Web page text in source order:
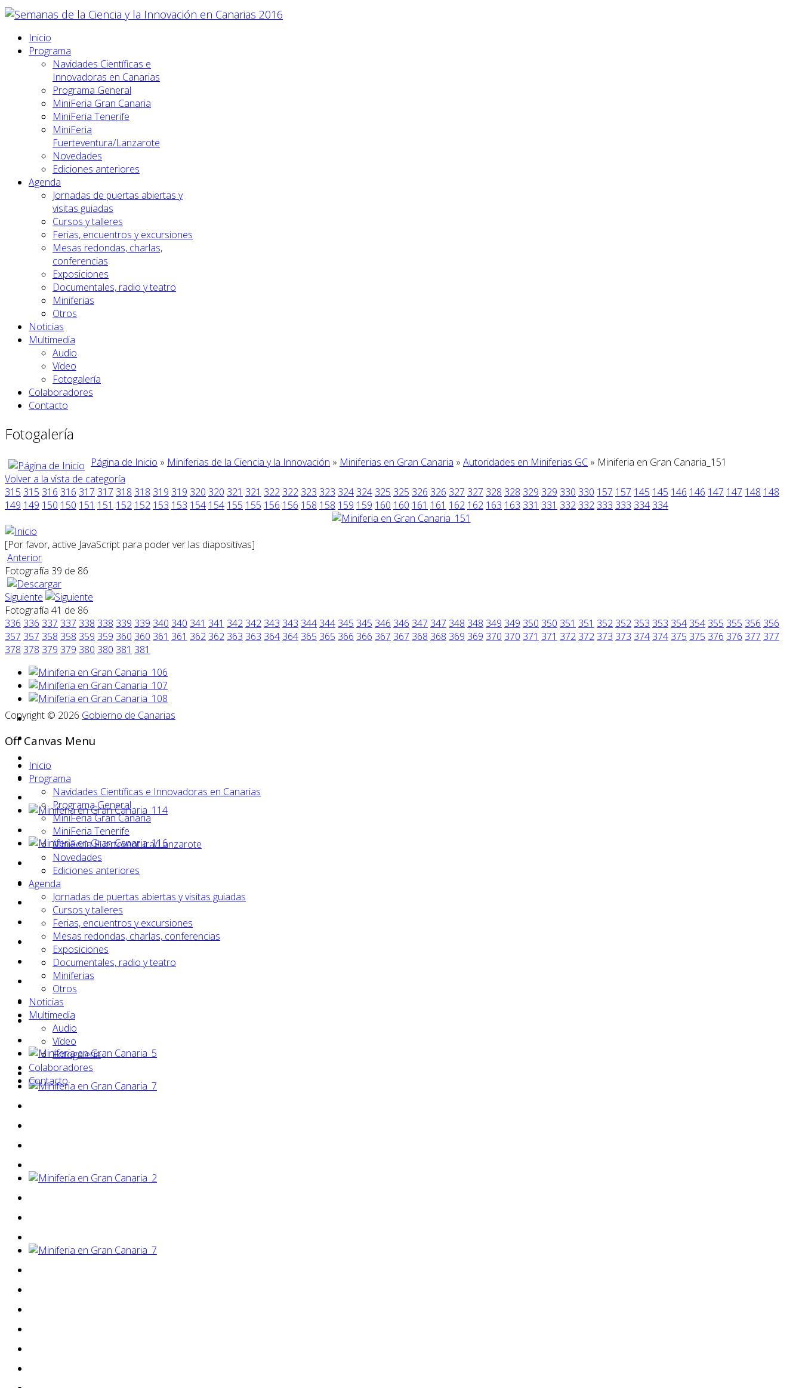
Inicio
Programa
Navidades Científicas e
Innovadoras en Canarias
Programa General
MiniFeria Gran Canaria
MiniFeria Tenerife
MiniFeria
Fuerteventura/Lanzarote
Novedades
Ediciones anteriores
Agenda
Jornadas de puertas abiertas y
visitas guiadas
Cursos y talleres
Ferias, encuentros y excursiones
Mesas redondas, charlas,
conferencias
Exposiciones
Documentales, radio y teatro
Miniferias
Otros
Noticias
Multimedia
Audio
Vídeo
Fotogalería
Colaboradores
Contacto
Fotogalería
Página de Inicio » Miniferias de la Ciencia y la Innovación » Miniferias en Gran Canaria » Autoridades en Miniferias GC » Miniferia en Gran Canaria_151
Volver a la vista de categoría
315 315 316 316 317 317 318 318 319 319 320 320 321 321 322 322 323 323 324 324 325 325 326 326 327 327 328 328 329 329 330 330 157 157 145 145 146 146 147 147 148 148
149 149 150 150 151 151 152 152 153 153 154 154 155 155 156 156 158 158 159 159 160 160 161 161 162 162 163 163 331 331 332 332 333 333 334 334
[Por favor, active JavaScript para poder ver las diapositivas]
Anterior
Fotografía 39 de 86
Siguiente
Fotografía 41 de 86
336 336 337 337 338 338 339 339 340 340 341 341 342 342 343 343 344 344 345 345 346 346 347 347 348 348 349 349 350 350 351 351 352 352 353 353 354 354 355 355 356 356
357 357 358 358 359 359 360 360 361 361 362 362 363 363 364 364 365 365 366 366 367 367 368 368 369 369 370 370 371 371 372 372 373 373 374 374 375 375 376 376 377 377
378 378 379 379 380 380 381 381
Copyright © 2026 Gobierno de Canarias
Off Canvas Menu
Inicio
Programa
Navidades Científicas e Innovadoras en Canarias
Programa General
MiniFeria Gran Canaria
MiniFeria Tenerife
MiniFeria Fuerteventura/Lanzarote
Novedades
Ediciones anteriores
Agenda
Jornadas de puertas abiertas y visitas guiadas
Cursos y talleres
Ferias, encuentros y excursiones
Mesas redondas, charlas, conferencias
Exposiciones
Documentales, radio y teatro
Miniferias
Otros
Noticias
Multimedia
Audio
Vídeo
Fotogalería
Colaboradores
Contacto